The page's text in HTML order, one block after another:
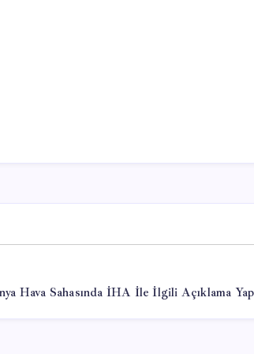
Hava Sahasında İHA İle İlgili Açıklama